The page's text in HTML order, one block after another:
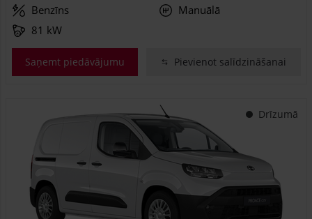
Benzīns
Manuālā
81 kW
Saņemt piedāvājumu Pievienot salīdzināšanai
Drīzumā